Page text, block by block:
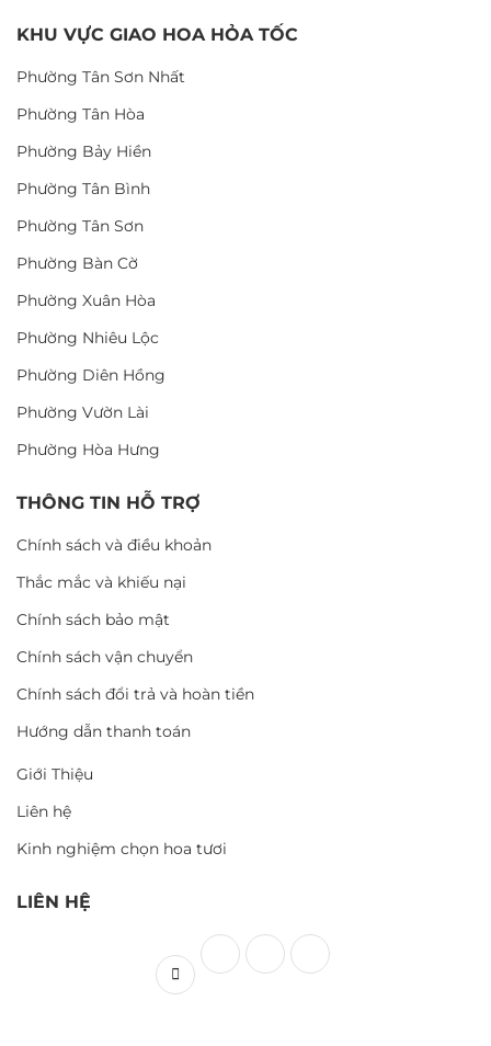
KHU VỰC GIAO HOA HỎA TỐC
Phường Tân Sơn Nhất
Phường Tân Hòa
Phường Bảy Hiền
Phường Tân Bình
Phường Tân Sơn
Phường Bàn Cờ
Phường Xuân Hòa
Phường Nhiêu Lộc
Phường Diên Hồng
Phường Vườn Lài
Phường Hòa Hưng
THÔNG TIN HỖ TRỢ
Chính sách và điều khoản
Thắc mắc và khiếu nại
Chính sách bảo mật
Chính sách vận chuyển
Chính sách đổi trả và hoàn tiền
Hướng dẫn thanh toán
Giới Thiệu
Liên hệ
Kinh nghiệm chọn hoa tươi
LIÊN HỆ